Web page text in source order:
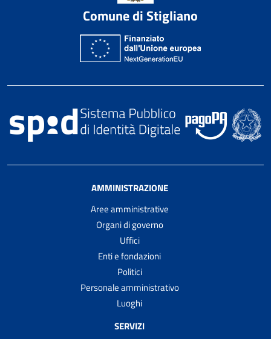
Comune di Stigliano
AMMINISTRAZIONE
Aree amministrative
Organi di governo
Uffici
Enti e fondazioni
Politici
Personale amministrativo
Luoghi
SERVIZI